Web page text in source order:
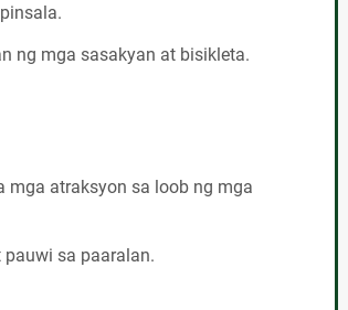
ng mga sasakyan at bisikleta.
mga atraksyon sa loob ng mga
sa paaralan.